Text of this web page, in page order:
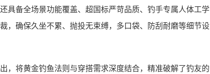
具备全场景功能覆盖、超国标严苛品质、钓手专属人体工学
，确保久坐不累、抛投无束缚，多口袋、防刮耐磨等细节设
，将黄金钓鱼法则与穿搭需求深度结合，精准破解了钓友的